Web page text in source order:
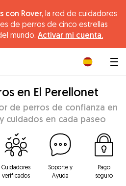
con Rover, la red de cuidadores
de perros de cinco estrellas
mundo. Activar mi cuenta.
en El Perellonet
de perros de confianza en
cuidados en cada paseo
Cuidadores
verificados
Soporte y
Ayuda
Pago
seguro